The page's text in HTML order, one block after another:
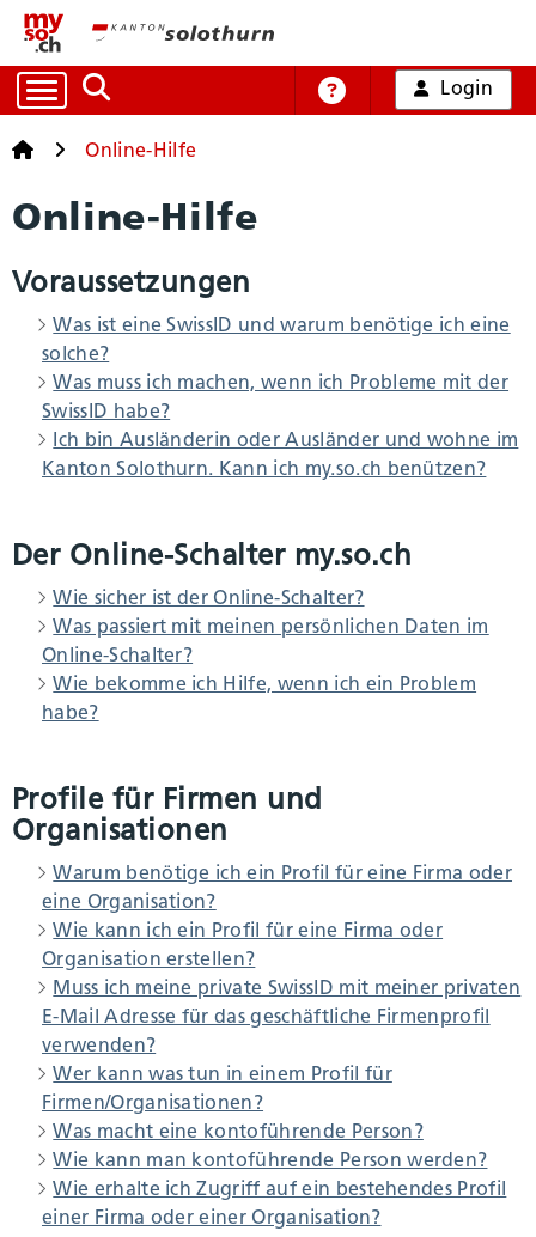
Auf die Suche zugreifen
Online-Hilfe
Login
Startseite
Alle Dienstleistungen
Bildung, Kultur und Sport
Gesundheit und Soziales
Umwelt und Bauen
Persönliches
Staat, Recht und Sicherheit
StartseiteOnline-Hilfe
Online-Hilfe
Voraussetzungen
Was ist eine SwissID und warum benötige ich eine
solche?
Was muss ich machen, wenn ich Probleme mit der
SwissID habe?
Ich bin Ausländerin oder Ausländer und wohne im
Kanton Solothurn. Kann ich my.so.ch benützen?
Der Online-Schalter my.so.ch
Wie sicher ist der Online-Schalter?
Was passiert mit meinen persönlichen Daten im
Online-Schalter?
Wie bekomme ich Hilfe, wenn ich ein Problem
habe?
Profile für Firmen und
Organisationen
Warum benötige ich ein Profil für eine Firma oder
eine Organisation?
Wie kann ich ein Profil für eine Firma oder
Organisation erstellen?
Muss ich meine private SwissID mit meiner privaten
E-Mail Adresse für das geschäftliche Firmenprofil
verwenden?
Wer kann was tun in einem Profil für
Firmen/Organisationen?
Was macht eine kontoführende Person?
Wie kann man kontoführende Person werden?
Wie erhalte ich Zugriff auf ein bestehendes Profil
einer Firma oder einer Organisation?